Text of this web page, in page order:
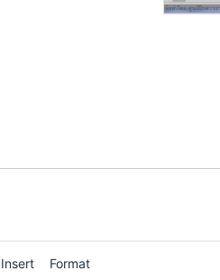
Insert Format